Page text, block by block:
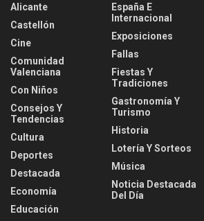
Alicante
Castellón
Cine
Comunidad
Valenciana
Con Niños
Consejos Y
Tendencias
Cultura
Deportes
Destacada
Economía
Educación
España E
Internacional
Exposiciones
Fallas
Fiestas Y
Tradiciones
Gastronomía Y
Turismo
Historia
Lotería Y Sorteos
Música
Noticia Destacada
Del Día